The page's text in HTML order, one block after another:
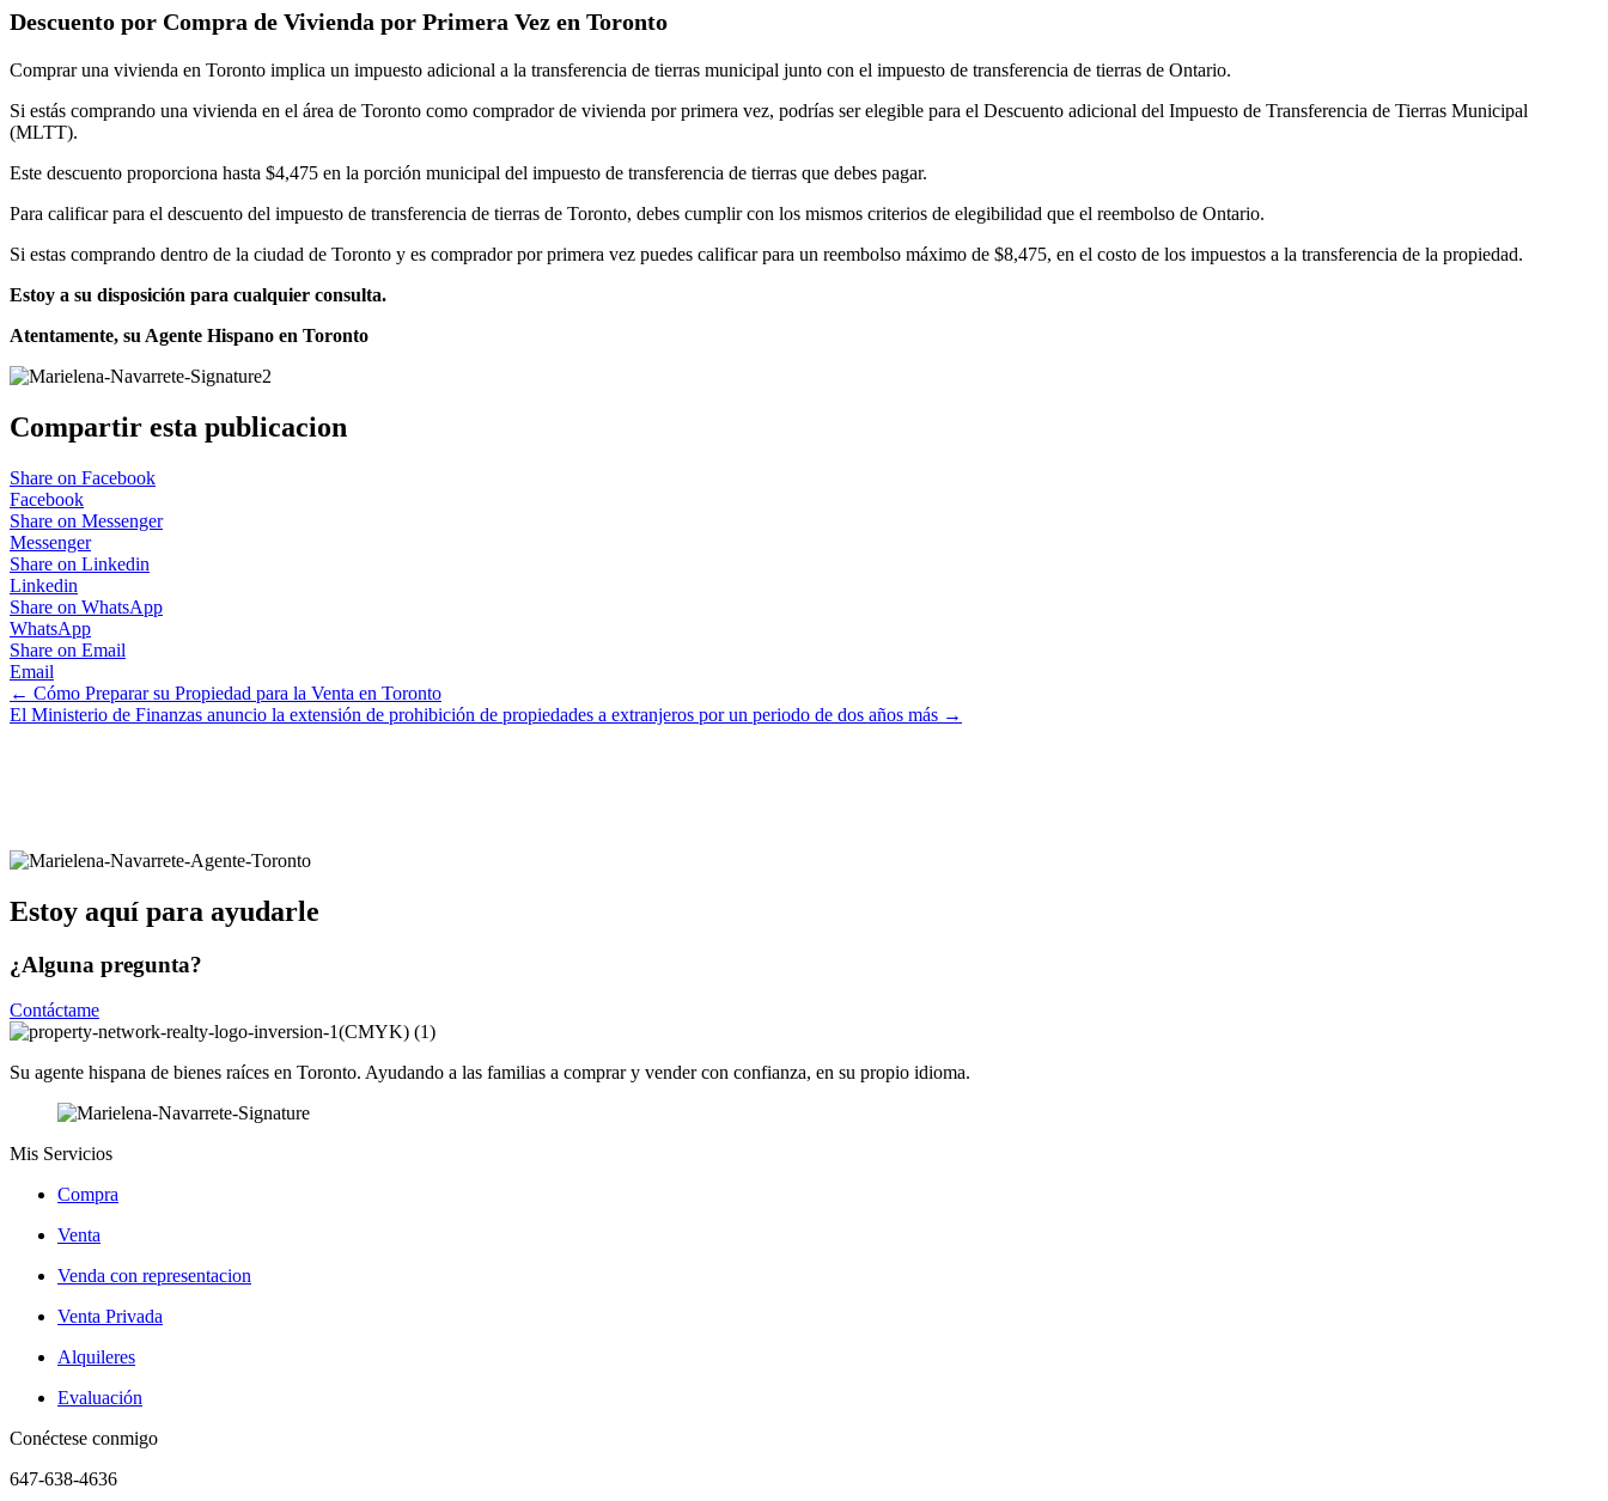
Descuento por Compra de Vivienda por Primera Vez en Toronto
Comprar una vivienda en Toronto implica un impuesto adicional a la transferencia de tierras municipal junto con el impuesto de transferencia de tierras de Ontario.
Si estás comprando una vivienda en el área de Toronto como comprador de vivienda por primera vez, podrías ser elegible para el Descuento adicional del Impuesto de Transferencia de Tierras Municipal
(MLTT).
Este descuento proporciona hasta $4,475 en la porción municipal del impuesto de transferencia de tierras que debes pagar.
Para calificar para el descuento del impuesto de transferencia de tierras de Toronto, debes cumplir con los mismos criterios de elegibilidad que el reembolso de Ontario.
Si estas comprando dentro de la ciudad de Toronto y es comprador por primera vez puedes calificar para un reembolso máximo de $8,475, en el costo de los impuestos a la transferencia de la propiedad.
Estoy a su disposición para cualquier consulta.
Atentamente, su Agente Hispano en Toronto
Compartir esta publicacion
Share on Facebook
Facebook
Share on Messenger
Messenger
Share on Linkedin
Linkedin
Share on WhatsApp
WhatsApp
Share on Email
Email
Posts
navigation
← Cómo Preparar su Propiedad para la Venta en Toronto
El Ministerio de Finanzas anuncio la extensión de prohibición de propiedades a extranjeros por un periodo de dos años más →
Estoy aquí para ayudarle
¿Alguna pregunta?
Contáctame
Su agente hispana de bienes raíces en Toronto. Ayudando a las familias a comprar y vender con confianza, en su propio idioma.
Mis Servicios
Compra
Venta
Venda con representacion
Venta Privada
Alquileres
Evaluación
Conéctese conmigo
647-638-4636